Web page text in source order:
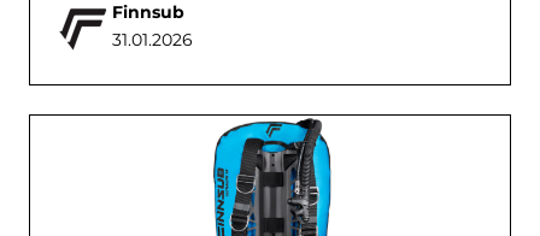
Finnsub
31.01.2026